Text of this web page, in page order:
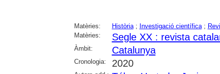
Matèries: Història; Investigació científica;
Matèries:
Segle XX : revista
Àmbit: Catalunya
Cronologia: 2020